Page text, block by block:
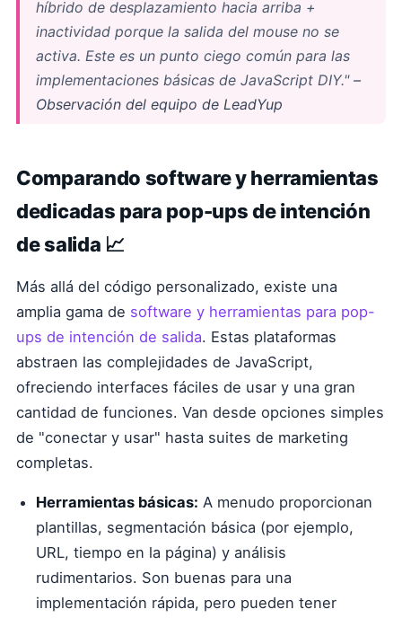
híbrido de desplazamiento hacia arriba +
inactividad porque la salida del mouse no se
activa. Este es un punto ciego común para las
implementaciones básicas de JavaScript DIY."–
Observación del equipo de LeadYup
Comparando software y herramientas
dedicadas para pop-ups de intención
de salida 📈
Más allá del código personalizado, existe una
amplia gama de software y herramientas para pop-
ups de intención de salida. Estas plataformas
abstraen las complejidades de JavaScript,
ofreciendo interfaces fáciles de usar y una gran
cantidad de funciones. Van desde opciones simples
de "conectar y usar" hasta suites de marketing
completas.
Herramientas básicas: A menudo proporcionan
plantillas, segmentación básica (por ejemplo,
URL, tiempo en la página) y análisis
rudimentarios. Son buenas para una
implementación rápida, pero pueden tener